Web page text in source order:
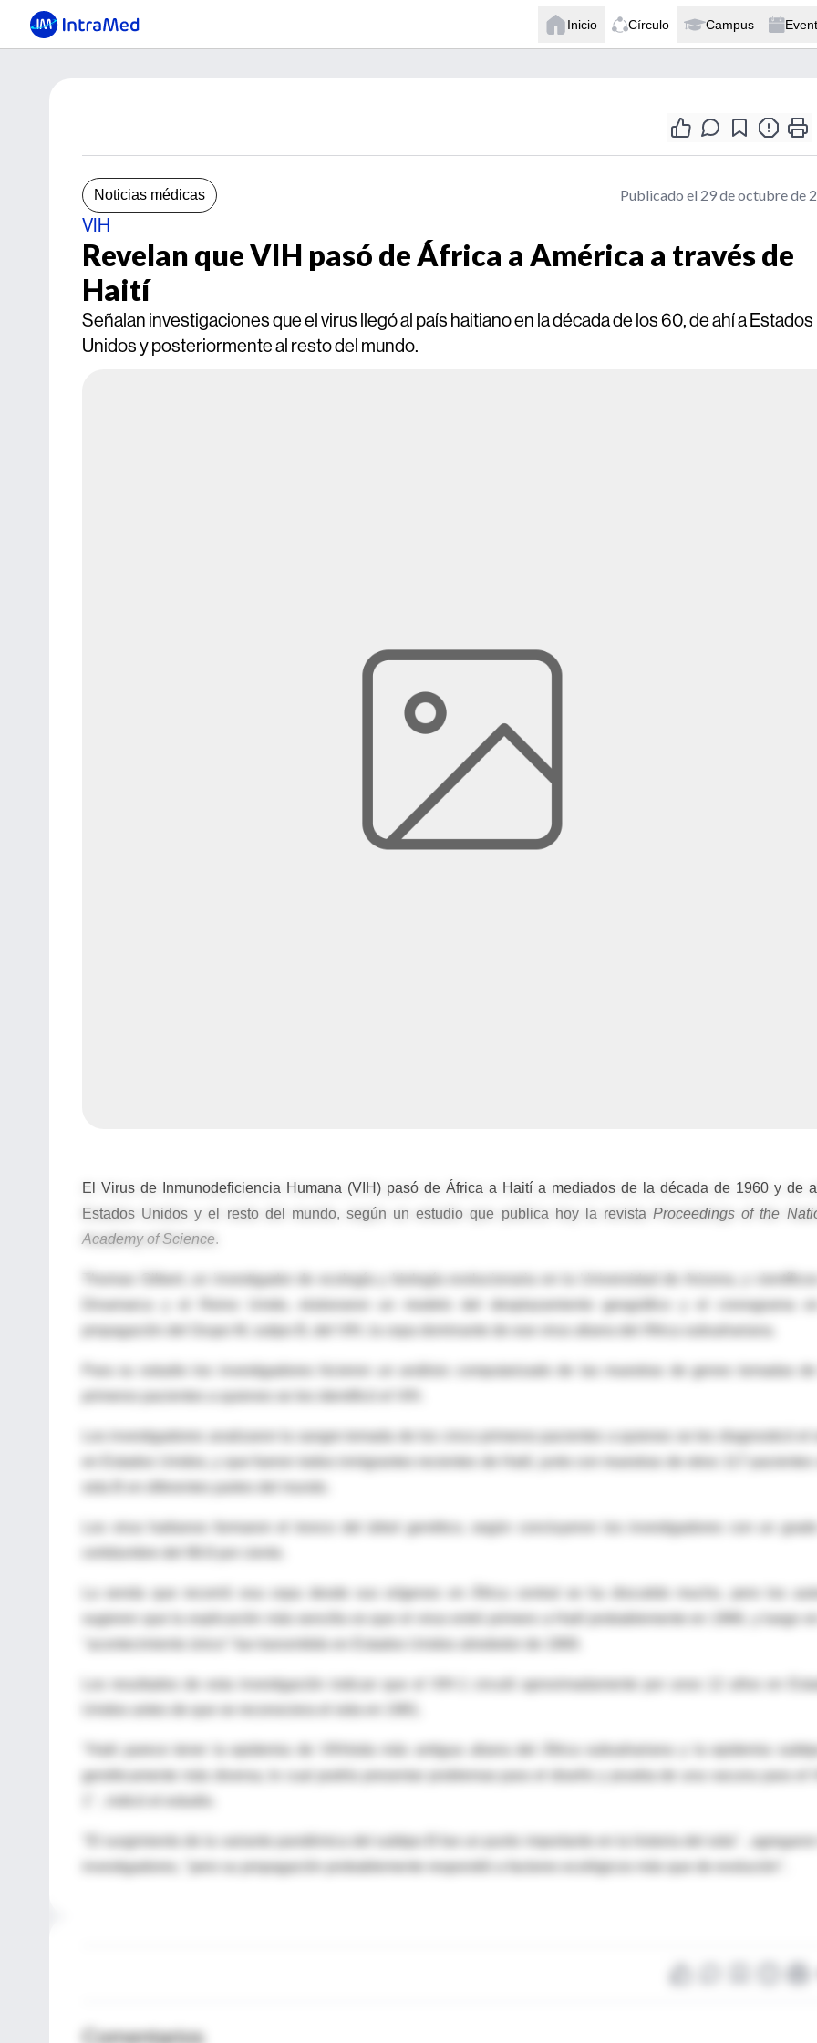
Inicio Círculo Campus
Noticias médicas Publicado el 29 de octubre de
VIH
Revelan que VIH pasó de África a América a través de
Haití
Señalan investigaciones que el virus llegó al país haitiano en la década de los 60, de ahí a Estados
Unidos y posteriormente al resto del mundo.
El Virus de Inmunodeficiencia Humana (VIH) pasó de África a Haití a mediados de la década de 1960 y de
Estados Unidos y el resto del mundo, según un estudio que publica hoy la revistaProceedings of the
Academy of Science.
Thomas Gilbert, un investigador de ecología y biología evolucionaria en la Universidad de Arizona, y científicos
Dinamarca y el Reino Unido, elaboraron un modelo del desplazamiento geográfico y el cronograma
propagación del Grupo M, sutipo B, del VIH, la cepa dominante de ese virus afuera del África subsahariana.
Para su estudio los investigadores hicieron un análisis computarizado de las muestras de genes tomadas de
Los investigadores analizaron la sangre tomada de los cinco primeros pacientes a quienes se les diagnosticó el
en Estados Unidos, y que fueron todos inmigrantes recientes de Haití, junto con muestras de otros 117 pacientes
Los virus haitianos formaron el tronco del árbol genético, según concluyeron los investigadores con un grado
La senda que recorrió esa cepa desde sus orígenes en África central se ha discutido mucho, pero los
sugieren que la explicación más sencilla es que el virus entró primero a Haití probablemente en 1966, y luego en
Los resultados de esta investigación indican que el VIH-1 circuló aproximadamente por unos 12 años en
"Haiti parece tener la epidemia de VIH/sida más antigua afuera del África subsahariana y la epidemia
genéticamente más diversa, lo cual podría presentar problemas para el diseño y prueba de una vacuna para el
"El surgimiento de la variante pandémica del subtipo B fue un punto importante en la historia del sida" , agregaron
investigadores, "pero su propagación probablemente respondió a factores ecológicos más que de evolución".
Comentarios